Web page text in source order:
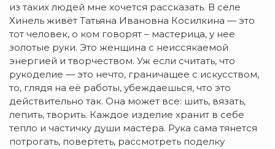
из таких людей мне хочется рассказать. В селе
Хинель живёт Татьяна Ивановна Косилкина — это
тот человек, о ком говорят – мастерица, у нее
золотые руки. Это женщина с неиссякаемой
энергией и творчеством. Уж если считать, что
рукоделие — это нечто, граничащее с искусством,
то, глядя на её работы, убеждаешься, что это
действительно так. Она может все: шить, вязать,
лепить, творить. Каждое изделие хранит в себе
тепло и частичку души мастера. Рука сама тянется
потрогать, повертеть, рассмотреть поделку